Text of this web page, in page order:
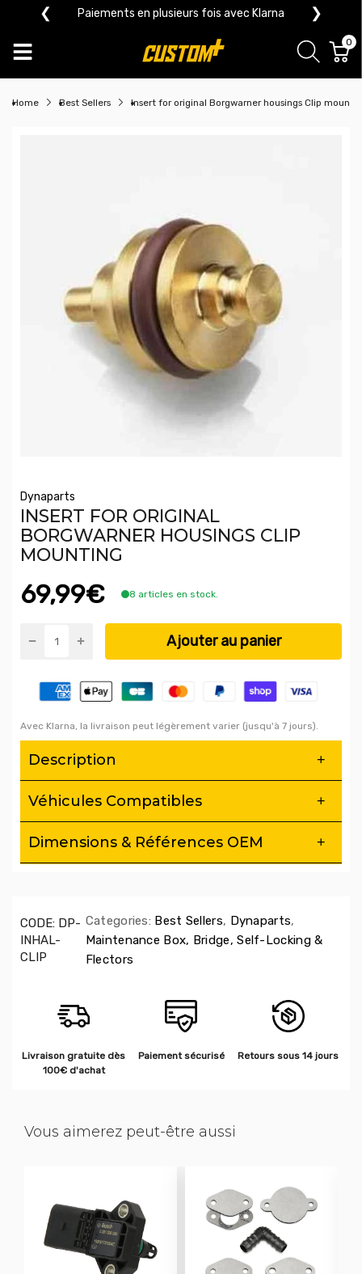
❮ Paiements en plusieurs fois avec Klarna ❯
0
Home Best Sellers Insert for original Borgwarner housings Clip
Dynaparts
INSERT FOR ORIGINAL
BORGWARNER HOUSINGS CLIP
MOUNTING
69,99€ 8 articles en stock.
Ajouter au panier
Avec Klarna, la livraison peut légèrement varier (jusqu'à 7 jours).
Description
Véhicules Compatibles
Dimensions & Références OEM
CODE: DP-
INHAL-
CLIP
Categories: Best Sellers, Dynaparts,
Maintenance Box, Bridge, Self-Locking &
Flectors
Livraison gratuite dès
100€ d'achat
Paiement sécurisé Retours sous 14 jours
Vous aimerez peut-être aussi